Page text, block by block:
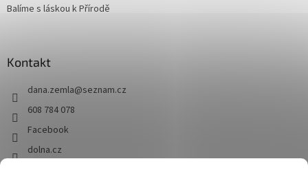
Balíme s láskou k Přírodě
Kontakt
dana.zemla@seznam.cz
608 784 078
Facebook
dolna.cz